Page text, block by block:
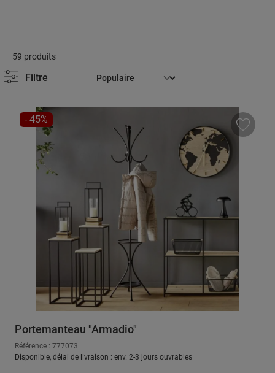
59 produits
Filtre
RÉDUCTION
- 45%
Portemanteau "Armadio"
Référence : 777073
Disponible, délai de livraison : env. 2-3 jours ouvrables